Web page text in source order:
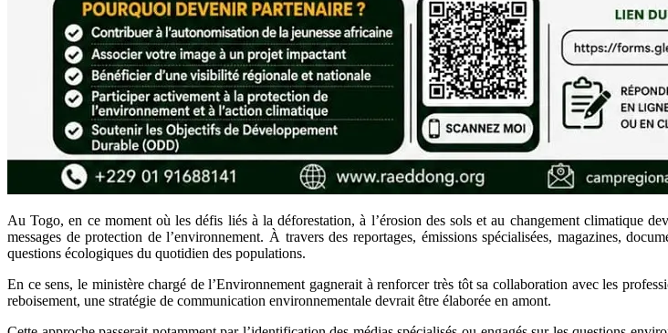
Au Togo, en ce moment où les défis liés à la déforestation, à l’érosion des sols et au changement climatique
messages de protection de l’environnement. À travers des reportages, émissions spécialisées, magazines,
questions écologiques du quotidien des populations.
En ce sens, le ministère chargé de l’Environnement gagnerait à renforcer très tôt sa collaboration avec les
reboisement, une stratégie de communication environnementale devrait être élaborée en amont.